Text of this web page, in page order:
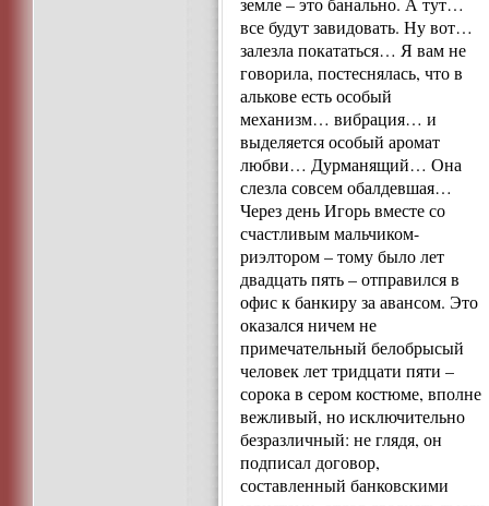
все будут завидовать. Ну вот…
залезла покататься… Я вам не
говорила, постеснялась, что в
алькове есть особый
механизм… вибрация… и
выделяется особый аромат
любви… Дурманящий… Она
слезла совсем обалдевшая…
Через день Игорь вместе со
счастливым мальчиком-
риэлтором – тому было лет
двадцать пять – отправился в
офис к банкиру за авансом. Это
оказался ничем не
примечательный белобрысый
человек лет тридцати пяти –
сорока в сером костюме, вполне
вежливый, но исключительно
безразличный: не глядя, он
подписал договор,
составленный банковскими